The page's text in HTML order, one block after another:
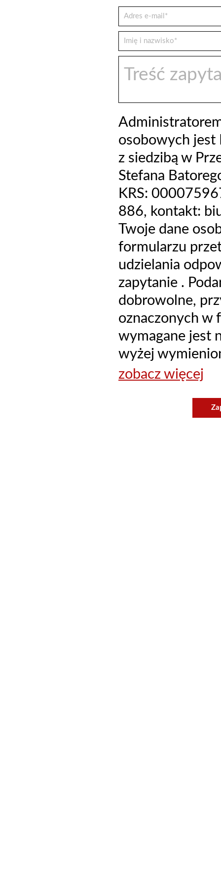
osobowych jest
z siedzibą w
Stefana
KRS:
886, kontakt:
Twoje dane
formularzu
udzielania
zapytanie .
dobrowolne,
oznaczonych w
wymagane jest
wyżej
zobacz więcej